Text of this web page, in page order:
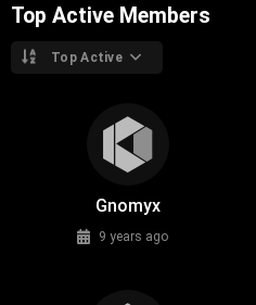
Top Active Members
Top Active
Gnomyx
9 years ago